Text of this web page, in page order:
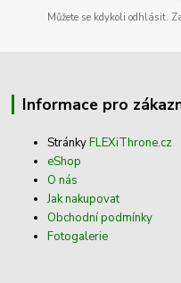
Můžete se kdykoli odhlásit.
Informace pro
StránkyFLEXiThrone.cz
eShop
O nás
Jak nakupovat
Obchodní podmínky
Fotogalerie